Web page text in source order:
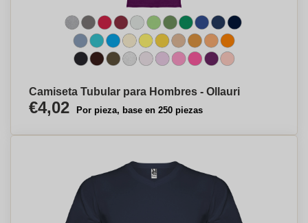
Camiseta Tubular para Hombres - Ollauri
€4,02 Por pieza, base en 250 piezas